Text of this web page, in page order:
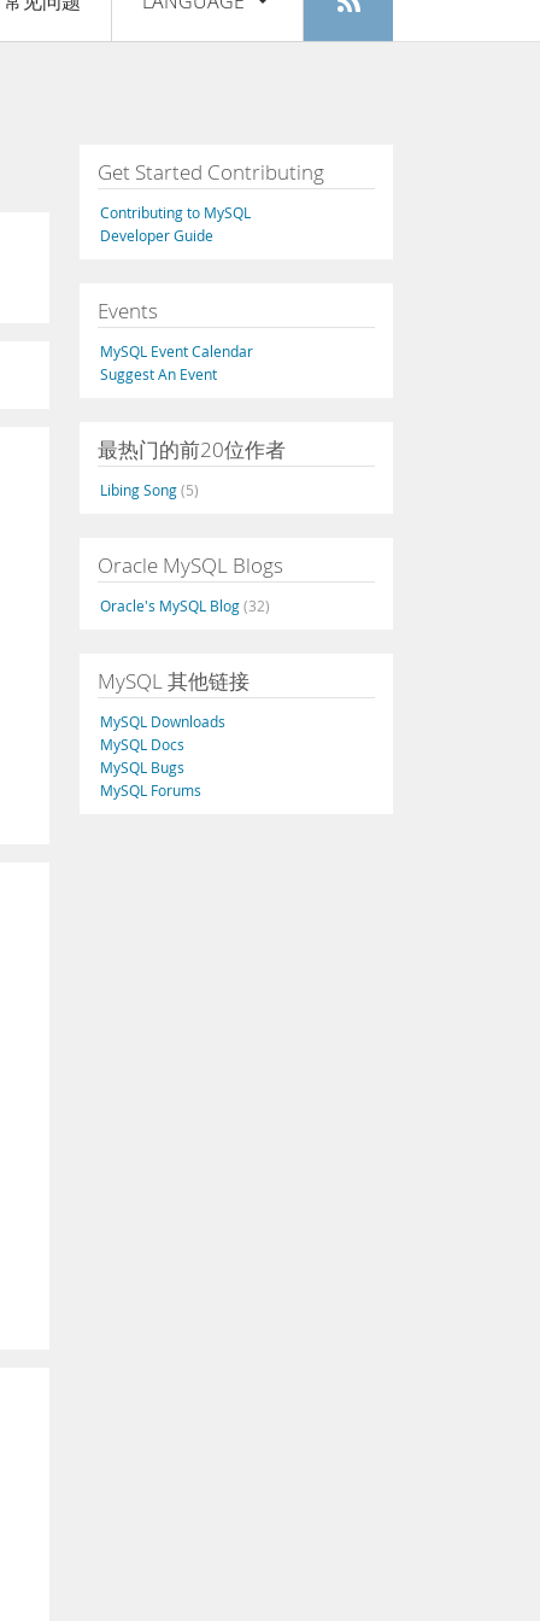
|注册
Français
Italiano
Русский
Português
Get Started Contributing
Contributing to MySQL
Developer Guide
Events
MySQL Event Calendar
Suggest An Event
最热门的前20位作者
Libing Song(5)
Oracle MySQL Blogs
Oracle's MySQL Blog(32)
MySQL 其他链接
MySQL Downloads
MySQL Docs
MySQL Bugs
MySQL Forums